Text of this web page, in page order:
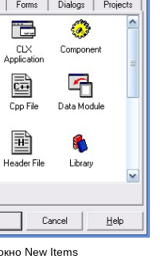
New Items